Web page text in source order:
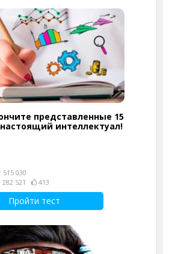
представленные 15
интеллектуал!
030
521
413
Пройти тест